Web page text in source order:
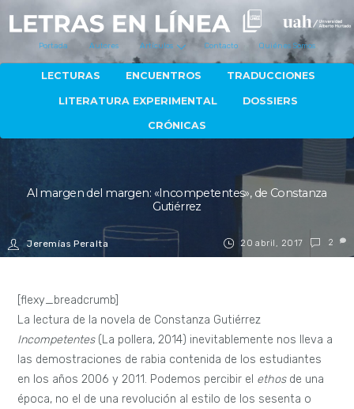
Portada Autores Artículos Contacto Quiénes Somos
LECTURAS ENCUENTROS TRADUCCIONES
LITERATURA EXPERIMENTAL DOSSIERS
CRÓNICAS
20 abril, 2017
Al margen del margen: «Incompetentes», de Constanza
Gutiérrez
Jeremías Peralta 2
[flexy_breadcrumb]
La lectura de la novela de Constanza Gutiérrez
Incompetentes(La pollera, 2014) inevitablemente nos lleva a
las demostraciones de rabia contenida de los estudiantes
en los años 2006 y 2011. Podemos percibir el ethosde una
época, no el de una revolución al estilo de los sesenta o